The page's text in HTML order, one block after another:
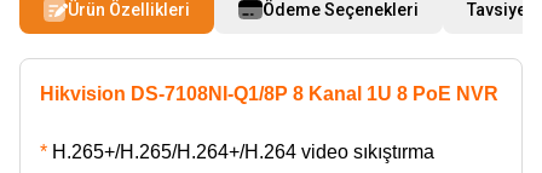
Ürün Özellikleri Ödeme Seçenekleri Tavsiye
Hikvision DS-7108NI-Q1/8P 8 Kanal 1U 8 PoE NVR
* H.265+/H.265/H.264+/H.264 video sıkıştırma